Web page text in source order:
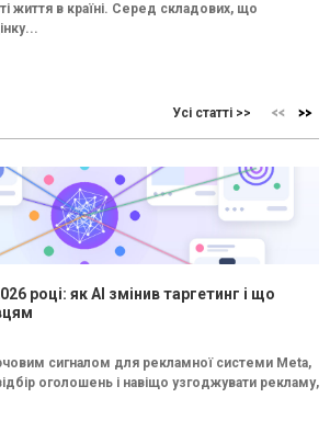
життя в країні. Серед складових, що
Усі статті >>
році: як AI змінив таргетинг і що
сигналом для рекламної системи Meta,
оголошень і навіщо узгоджувати рекламу,